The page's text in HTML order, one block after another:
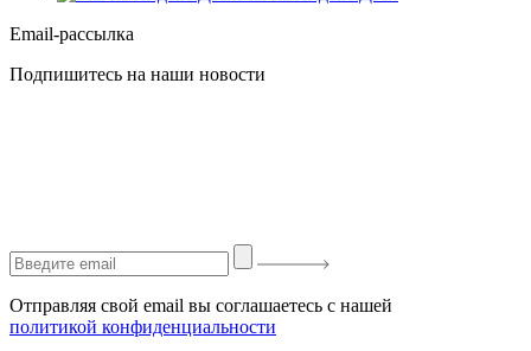
Email-рассылка
Подпишитесь на наши новости
Отправляя свой email вы соглашаетесь с нашей
политикой конфиденциальности